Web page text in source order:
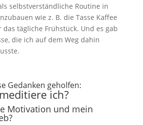
selbstverständliche Routine in
wie z. B. die Tasse Kaffee
tägliche Frühstück. Und es gab
die ich auf dem Weg dahin
Gedanken geholfen:
ich?
Motivation und mein